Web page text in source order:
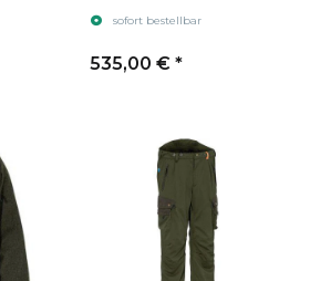
Protection Swedteam
sofort bestellbar
535,00 € *